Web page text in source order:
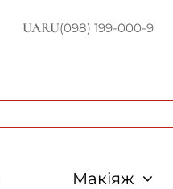
UARU(098) 199-000-9
Макіяж